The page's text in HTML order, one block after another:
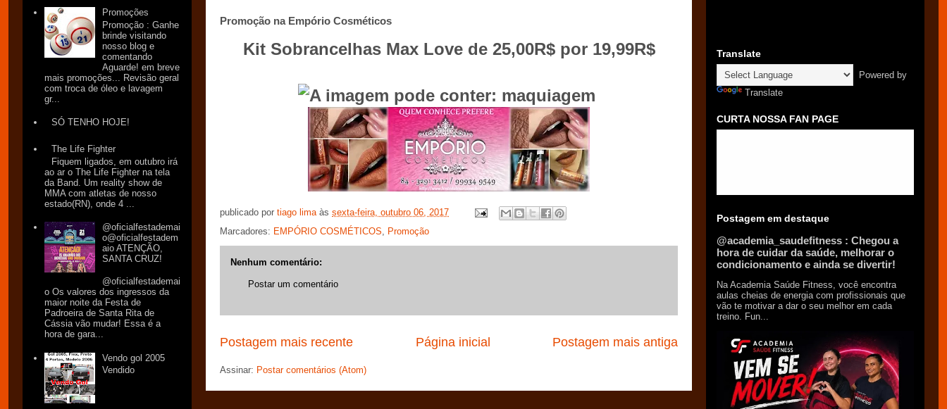
Promoção na Empório Cosméticos
Kit Sobrancelhas Max Love de 25,00R$ por 19,99R$
publicado por tiago lima às sexta-feira, outubro 06, 2017
Marcadores: EMPÓRIO COSMÉTICOS, Promoção
Nenhum comentário:
Postar um comentário
Postagem mais recente Postagem mais antiga
Página inicial
Assinar: Postar comentários (Atom)
Promoções
Promoção : Ganhe
brinde visitando
nosso blog e
comentando
Aguarde! em breve
mais promoções... Revisão geral
com troca de óleo e lavagem
gr...
SÓ TENHO HOJE!
The Life Fighter
Fiquem ligados, em outubro irá
ao ar o The Life Fighter na tela
da Band. Um reality show de
MMA com atletas de nosso
estado(RN), onde 4 ...
@oficialfestademai
o@oficialfestadem
aio ATENÇÃO,
SANTA CRUZ!
@oficialfestademai
o Os valores dos ingressos da
maior noite da Festa de
Padroeira de Santa Rita de
Cássia vão mudar! Essa é a
hora de gara...
Vendo gol 2005
Vendido
Translate
Powered by
Translate
CURTA NOSSA FAN PAGE
Postagem em destaque
@academia_saudefitness : Chegou a
hora de cuidar da saúde, melhorar o
condicionamento e ainda se divertir!
Na Academia Saúde Fitness, você encontra
aulas cheias de energia com profissionais que
vão te motivar a dar o seu melhor em cada
treino. Fun...